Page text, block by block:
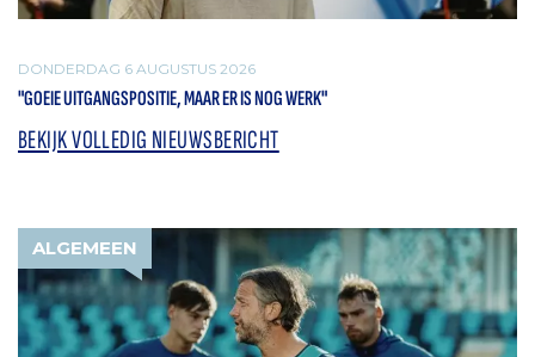
DONDERDAG 6 AUGUSTUS 2026
"GOEIE UITGANGSPOSITIE, MAAR ER IS NOG WERK"
BEKIJK VOLLEDIG NIEUWSBERICHT
ALGEMEEN